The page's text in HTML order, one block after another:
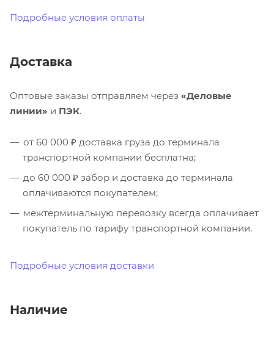
Подробные условия оплаты
Доставка
Оптовые заказы отправляем через «Деловые
линии» и ПЭК.
от 60 000 ₽ доставка груза до терминала
транспортной компании бесплатна;
до 60 000 ₽ забор и доставка до терминала
оплачиваются покупателем;
межтерминальную перевозку всегда оплачивает
покупатель по тарифу транспортной компании.
Подробные условия доставки
Наличие